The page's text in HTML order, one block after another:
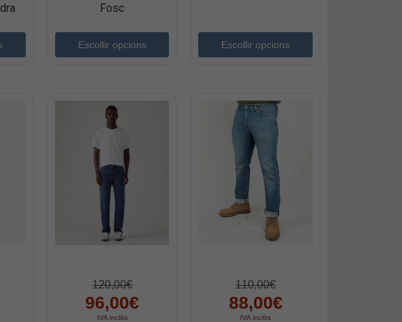
Fosc
Escollir opcions Escollir opcions
120,00€
96,00€
IVA inclòs
110,00€
88,00€
IVA inclòs